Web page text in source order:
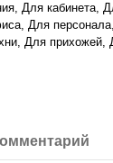
Для кабинета,
Для
Для прихожей,